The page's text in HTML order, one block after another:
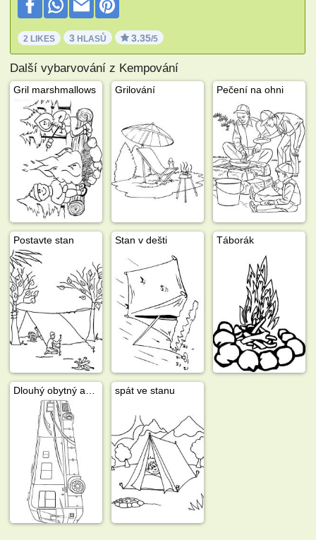
2 LIKES 3 HLASŮ 3.35/5
Další vybarvování z Kempování
Gril marshmallows Grilování Pečení na ohni
Postavte stan Stan v dešti Táborák
spát ve stanu